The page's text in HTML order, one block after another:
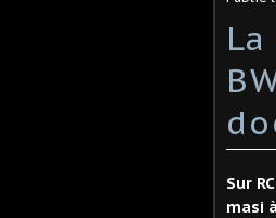
Sur
masi